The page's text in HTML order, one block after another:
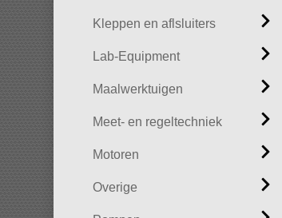
Kleppen en aflsluiters
Lab-Equipment
Maalwerktuigen
Meet- en regeltechniek
Motoren
Overige